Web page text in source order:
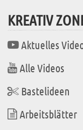
KREATIV
Aktuelles
Alle Videos
Bastelideen
Arbeitsblätter